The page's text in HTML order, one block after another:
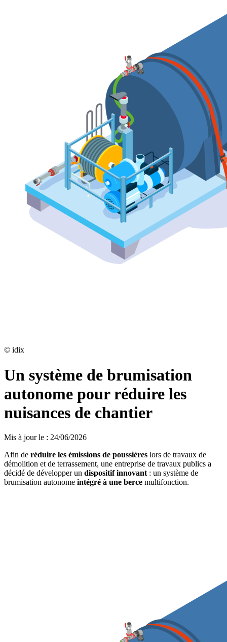
© idix
Un système de brumisation
autonome pour réduire les
nuisances de chantier
Mis à jour le : 24/06/2026
Afin de réduire les émissions de poussières lors de travaux de
démolition et de terrassement, une entreprise de travaux publics a
décidé de développer un dispositif innovant : un système de
brumisation autonome intégré à une berce multifonction.